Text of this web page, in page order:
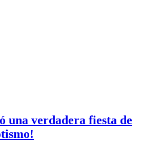
una verdadera fiesta de